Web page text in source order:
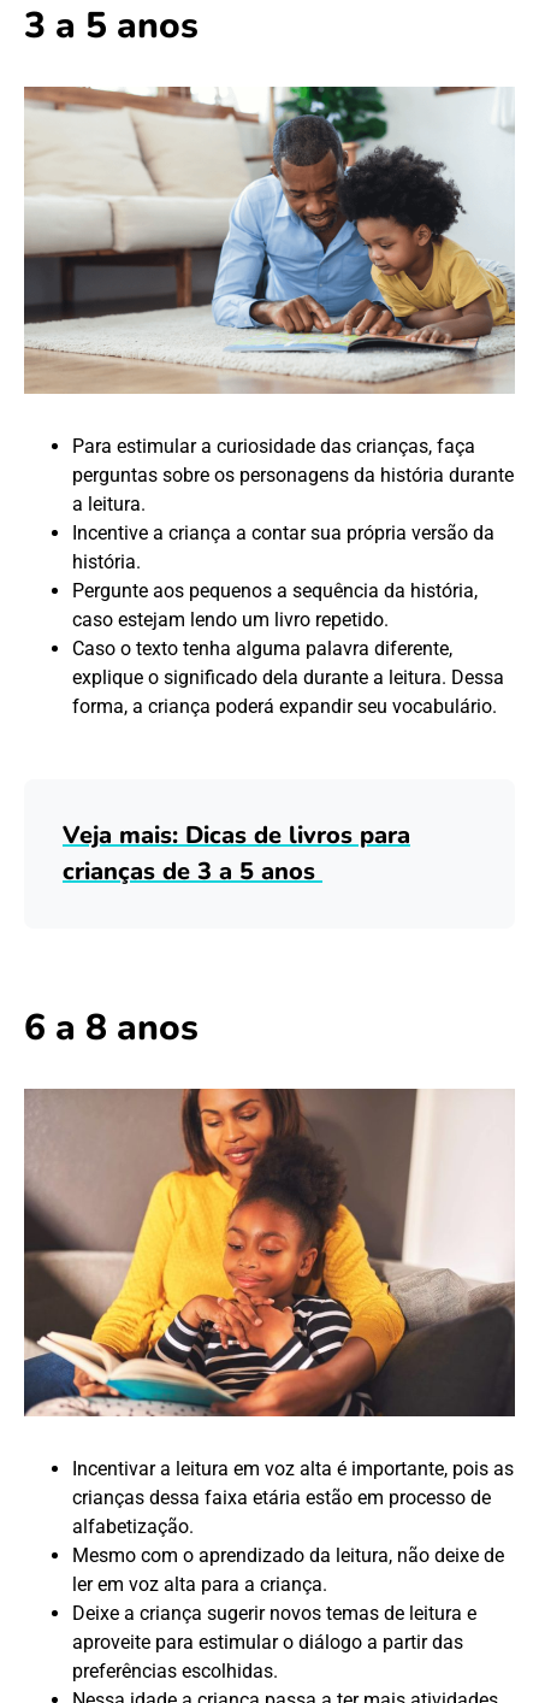
3 a 5 anos
Para estimular a curiosidade das crianças, faça
perguntas sobre os personagens da história durante
a leitura.
Incentive a criança a contar sua própria versão da
história.
Pergunte aos pequenos a sequência da história,
caso estejam lendo um livro repetido.
Caso o texto tenha alguma palavra diferente,
explique o significado dela durante a leitura. Dessa
forma, a criança poderá expandir seu vocabulário.
Veja mais: Dicas de livros para
crianças de 3 a 5 anos
6 a 8 anos
Incentivar a leitura em voz alta é importante, pois as
crianças dessa faixa etária estão em processo de
alfabetização.
Mesmo com o aprendizado da leitura, não deixe de
ler em voz alta para a criança.
Deixe a criança sugerir novos temas de leitura e
aproveite para estimular o diálogo a partir das
preferências escolhidas.